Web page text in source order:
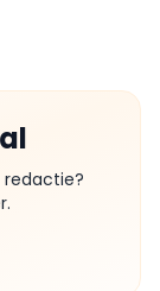
redactie?